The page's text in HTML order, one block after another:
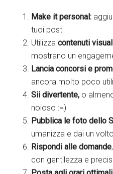
Make it personal:
tuoi post
Utilizzacontenuti
mostrano un
Lancia concorsi e
ancora molto poco
Sii divertente, o
noioso :=)
Pubblica le foto dello
umanizza e dai un
Rispondi alle domande
con gentilezza e